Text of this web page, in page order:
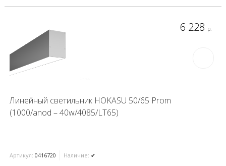
Линейный светильник HOKASU 50/65 Prom
(1000/anod – 40w/4085/LT65)
Артикул: 0416720 Наличие: ✔
6 228 р.